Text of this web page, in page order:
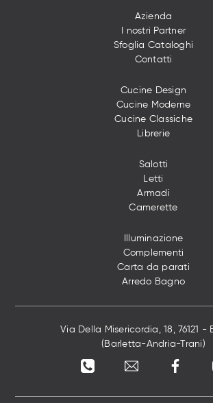
Azienda
I nostri Partner
Sfoglia Cataloghi
Contatti
Cucine Design
Cucine Moderne
Cucine Classiche
Librerie
Salotti
Letti
Armadi
Camerette
Illuminazione
Complementi
Carta da parati
Arredo Bagno
Via Della Misericordia, 18, 76121 -
(Barletta-Andria-Trani)